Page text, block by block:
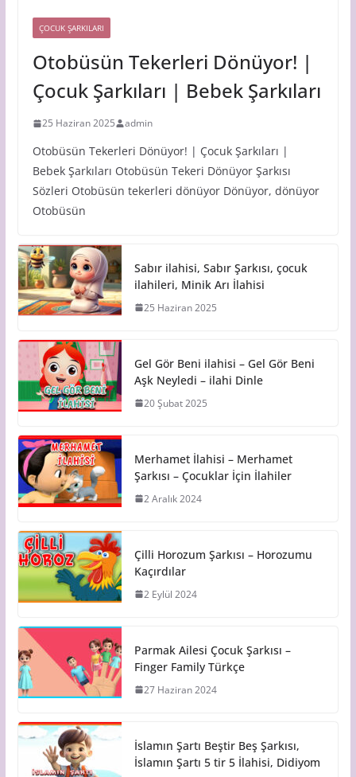
ÇOCUK ŞARKILARI
Otobüsün Tekerleri Dönüyor! |
Çocuk Şarkıları | Bebek Şarkıları
25 Haziran 2025 admin
Otobüsün Tekerleri Dönüyor! | Çocuk Şarkıları |
Bebek Şarkıları Otobüsün Tekeri Dönüyor Şarkısı
Sözleri Otobüsün tekerleri dönüyor Dönüyor, dönüyor
Otobüsün
Sabır ilahisi, Sabır Şarkısı, çocuk
ilahileri, Minik Arı İlahisi
25 Haziran 2025
Gel Gör Beni ilahisi – Gel Gör Beni
Aşk Neyledi – ilahi Dinle
20 Şubat 2025
Merhamet İlahisi – Merhamet
Şarkısı – Çocuklar İçin İlahiler
2 Aralık 2024
Çilli Horozum Şarkısı – Horozumu
Kaçırdılar
2 Eylül 2024
Parmak Ailesi Çocuk Şarkısı –
Finger Family Türkçe
27 Haziran 2024
İslamın Şartı Beştir Beş Şarkısı,
İslamın Şartı 5 tir 5 İlahisi, Didiyom